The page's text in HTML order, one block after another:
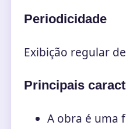
Periodicidade
Exibição regular
Principais
A obra é uma